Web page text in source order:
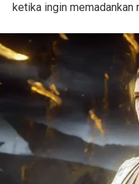
ketika ingin memadankan